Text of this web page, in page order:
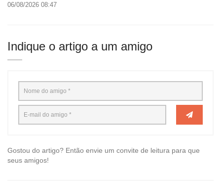
06/08/2026 08:47
Indique o artigo a um amigo
Gostou do artigo? Então envie um convite de leitura para que
seus amigos!